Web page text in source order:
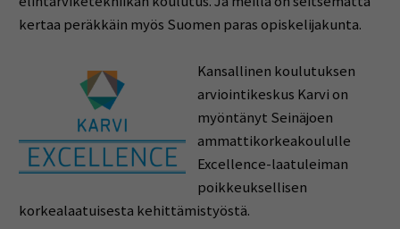
kertaa peräkkäin myös Suomen paras opiskelijakunta.
Kansallinen koulutuksen
arviointikeskus Karvi on
myöntänyt Seinäjoen
ammattikorkeakoululle
Excellence-laatuleiman
poikkeuksellisen
korkealaatuisesta kehittämistyöstä.